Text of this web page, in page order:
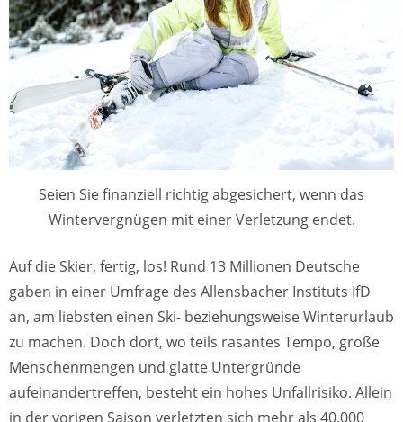
Seien Sie finanziell richtig abgesichert, wenn das
Wintervergnügen mit einer Verletzung endet.
Auf die Skier, fertig, los! Rund 13 Millionen Deutsche
gaben in einer Umfrage des Allensbacher Instituts IfD
an, am liebsten einen Ski- beziehungsweise Winterurlaub
zu machen. Doch dort, wo teils rasantes Tempo, große
Menschenmengen und glatte Untergründe
aufeinandertreffen, besteht ein hohes Unfallrisiko. Allein
in der vorigen Saison verletzten sich mehr als 40.000